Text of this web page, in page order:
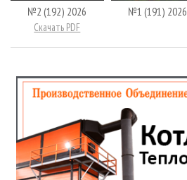
№2 (192) 2026
Скачать PDF
№1 (191) 2026